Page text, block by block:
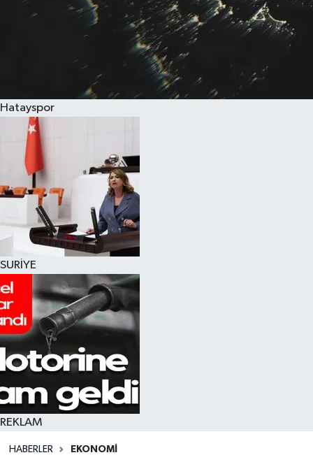
Hatayspor
SURİYE
REKLAM
HABERLER EKONOMI